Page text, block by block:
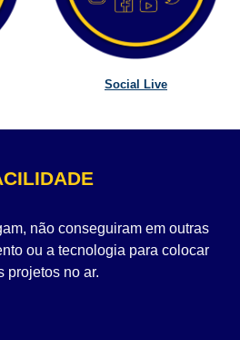
Social Live
não conseguiram em outras
ou a tecnologia para colocar
projetos no ar.